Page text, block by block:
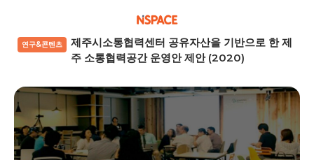
연구&콘텐츠
제주시소통협력센터 공유자산을 기반으로 한 제
주 소통협력공간 운영안 제안 (2020)